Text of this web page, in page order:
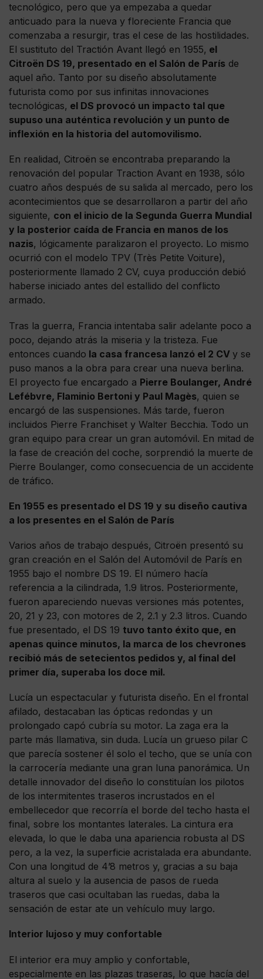
tecnológico, pero que ya empezaba a quedar
anticuado para la nueva y floreciente Francia que
comenzaba a resurgir, tras el cese de las hostilidades.
El sustituto del Tractión Avant llegó en 1955, el
Citroën DS 19, presentado en el Salón de París de
aquel año. Tanto por su diseño absolutamente
futurista como por sus infinitas innovaciones
tecnológicas, el DS provocó un impacto tal que
supuso una auténtica revolución y un punto de
inflexión en la historia del automovilismo.
En realidad, Citroën se encontraba preparando la
renovación del popular Traction Avant en 1938, sólo
cuatro años después de su salida al mercado, pero los
acontecimientos que se desarrollaron a partir del año
siguiente, con el inicio de la Segunda Guerra Mundial
y la posterior caída de Francia en manos de los
nazis, lógicamente paralizaron el proyecto. Lo mismo
ocurrió con el modelo TPV (Très Petite Voiture),
posteriormente llamado 2 CV, cuya producción debió
haberse iniciado antes del estallido del conflicto
armado.
Tras la guerra, Francia intentaba salir adelante poco a
poco, dejando atrás la miseria y la tristeza. Fue
entonces cuando la casa francesa lanzó el 2 CV y se
puso manos a la obra para crear una nueva berlina.
El proyecto fue encargado a Pierre Boulanger, André
Lefébvre, Flaminio Bertoni y Paul Magès, quien se
encargó de las suspensiones. Más tarde, fueron
incluidos Pierre Franchiset y Walter Becchia. Todo un
gran equipo para crear un gran automóvil. En mitad de
la fase de creación del coche, sorprendió la muerte de
Pierre Boulanger, como consecuencia de un accidente
de tráfico.
En 1955 es presentado el DS 19 y su diseño cautiva
a los presentes en el Salón de París
Varios años de trabajo después, Citroën presentó su
gran creación en el Salón del Automóvil de París en
1955 bajo el nombre DS 19. El número hacía
referencia a la cilindrada, 1.9 litros. Posteriormente,
fueron apareciendo nuevas versiones más potentes,
20, 21 y 23, con motores de 2, 2.1 y 2.3 litros. Cuando
fue presentado, el DS 19 tuvo tanto éxito que, en
apenas quince minutos, la marca de los chevrones
recibió más de setecientos pedidos y, al final del
primer día, superaba los doce mil.
Lucía un espectacular y futurista diseño. En el frontal
afilado, destacaban las ópticas redondas y un
prolongado capó cubría su motor. La zaga era la
parte más llamativa, sin duda. Lucía un grueso pilar C
que parecía sostener él solo el techo, que se unía con
la carrocería mediante una gran luna panorámica. Un
detalle innovador del diseño lo constituían los pilotos
de los intermitentes traseros incrustados en el
embellecedor que recorría el borde del techo hasta el
final, sobre los montantes laterales. La cintura era
elevada, lo que le daba una apariencia robusta al DS
pero, a la vez, la superficie acristalada era abundante.
Con una longitud de 4’8 metros y, gracias a su baja
altura al suelo y la ausencia de pasos de rueda
traseros que casi ocultaban las ruedas, daba la
sensación de estar ate un vehículo muy largo.
Interior lujoso y muy confortable
El interior era muy amplio y confortable,
especialmente en las plazas traseras, lo que hacía del